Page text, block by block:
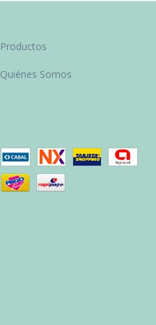
Productos
Quiénes Somos